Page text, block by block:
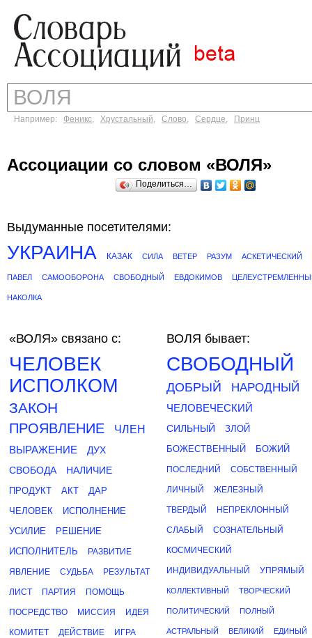
Например: Феникс, Хрустальный, Слово, Сердце, Принц
Ассоциации со словом «ВОЛЯ»
Поделиться…
Выдуманные посетителями:
УКРАИНА КАЗАК СИЛА ВЕТЕР РАЗУМ АСКЕТИЧЕСКИЙ
ПАВЕЛ САМООБОРОНА СВОБОДНЫЙ ЕВДОКИМОВ
НАКОЛКА
«ВОЛЯ» связано с:
ЧЕЛОВЕК
ИСПОЛКОМ
ЗАКОН
ПРОЯВЛЕНИЕ
ЧЛЕН
ВЫРАЖЕНИЕ
ДУХ
СВОБОДА
НАЛИЧИЕ
ПРОДУКТ АКТ
ДАР
ЧЕЛОВЕК
ИСПОЛНЕНИЕ
УСИЛИЕ
РЕШЕНИЕ
ИСПОЛНИТЕЛЬ
РАЗВИТИЕ
ЯВЛЕНИЕ СУДЬБА РЕЗУЛЬТАТ
ЛИСТ ПАРТИЯ ПОМОЩЬ
ПОСРЕДСТВО МИССИЯ ИДЕЯ
КОМИТЕТ ДЕЙСТВИЕ ИГРА
ВОЛЯ бывает:
СВОБОДНЫЙ
ДОБРЫЙ НАРОДНЫЙ
ЧЕЛОВЕЧЕСКИЙ
СИЛЬНЫЙ
ЗЛОЙ
БОЖЕСТВЕННЫЙ
БОЖИЙ
ПОСЛЕДНИЙ СОБСТВЕННЫЙ
ЛИЧНЫЙ ЖЕЛЕЗНЫЙ
ТВЕРДЫЙ НЕПРЕКЛОННЫЙ
СЛАБЫЙ СОЗНАТЕЛЬНЫЙ
КОСМИЧЕСКИЙ
ИНДИВИДУАЛЬНЫЙ УПРЯМЫЙ
КОЛЛЕКТИВНЫЙ ТВОРЧЕСКИЙ
ПОЛИТИЧЕСКИЙ ПОЛНЫЙ
АСТРАЛЬНЫЙ ВЕЛИКИЙ ЕДИНЫЙ